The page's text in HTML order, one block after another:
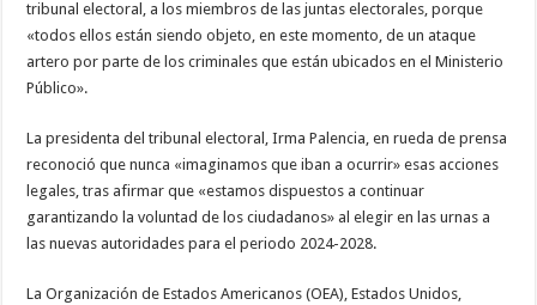
tribunal electoral, a los miembros de las juntas electorales, porque
«todos ellos están siendo objeto, en este momento, de un ataque
artero por parte de los criminales que están ubicados en el Ministerio
Público».
La presidenta del tribunal electoral, Irma Palencia, en rueda de prensa
reconoció que nunca «imaginamos que iban a ocurrir» esas acciones
legales, tras afirmar que «estamos dispuestos a continuar
garantizando la voluntad de los ciudadanos» al elegir en las urnas a
las nuevas autoridades para el periodo 2024-2028.
La Organización de Estados Americanos (OEA), Estados Unidos,